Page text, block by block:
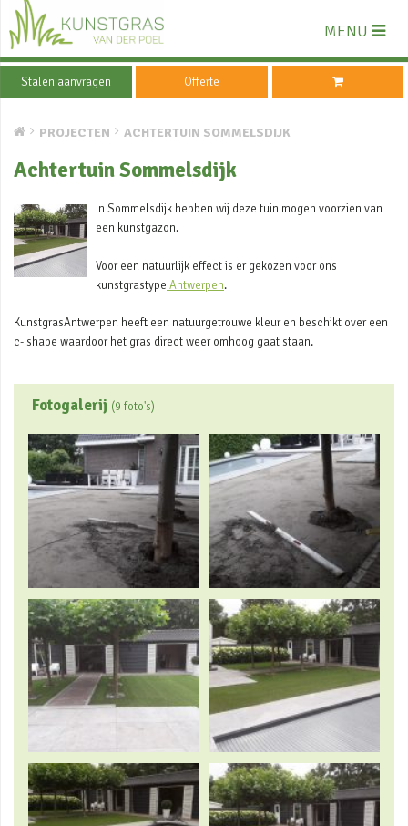
MENU
Stalen aanvragen Offerte
PROJECTEN ACHTERTUIN SOMMELSDIJK
Achtertuin Sommelsdijk
In Sommelsdijk hebben wij deze tuin mogen voorzien van
een kunstgazon.
Voor een natuurlijk effect is er gekozen voor ons
kunstgrastype Antwerpen.
KunstgrasAntwerpen heeft een natuurgetrouwe kleur en beschikt over een
c- shape waardoor het gras direct weer omhoog gaat staan.
Fotogalerij (9 foto's)